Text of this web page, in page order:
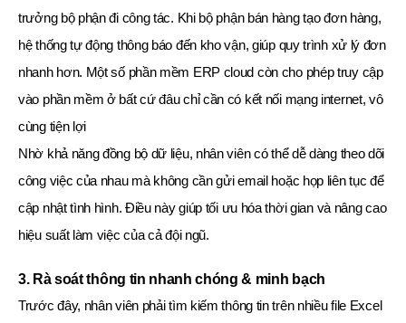
trưởng bộ phận đi công tác. Khi bộ phận bán hàng tạo đơn hàng,
hệ thống tự động thông báo đến kho vận, giúp quy trình xử lý đơn
nhanh hơn. Một số phần mềm ERP cloud còn cho phép truy cập
vào phần mềm ở bất cứ đâu chỉ cần có kết nối mạng internet, vô
cùng tiện lợi
Nhờ khả năng đồng bộ dữ liệu, nhân viên có thể dễ dàng theo dõi
công việc của nhau mà không cần gửi email hoặc họp liên tục để
cập nhật tình hình. Điều này giúp tối ưu hóa thời gian và nâng cao
hiệu suất làm việc của cả đội ngũ.
3. Rà soát thông tin nhanh chóng & minh bạch
Trước đây, nhân viên phải tìm kiếm thông tin trên nhiều file Excel